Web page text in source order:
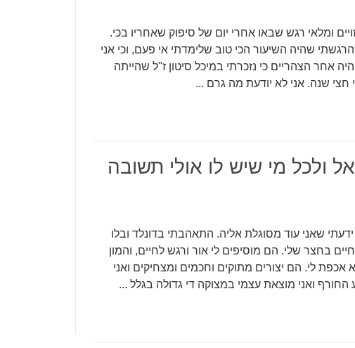
ומלאי רגש שבאו אחרי יום של סיפוק שאחריו בכי.
שהיה השיעור הכי טוב שלימדתי אי פעם, וכי אני
אחר הצהריים כי נזכרתי במיכל סיטון ז"ל שהייתה
חצי שנה. אני לא יודעת מה גרם ...
ולכל מי שיש לו אולי תשובה
שאני עוד מסוגלת אליה. התאהבתי בדונלד ובלו
בחצר שלי. הם מוסיפים לי אור ורגש לחיים, והמון
לי. הם יצורים מתוקים וחכמים ומצחיקים ואני
ואני מוצאת עצמי במצוקה די גדולה בגלל ...